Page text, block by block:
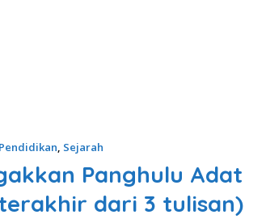
Pendidikan, Sejarah
Panghulu Adat
dari 3 tulisan)